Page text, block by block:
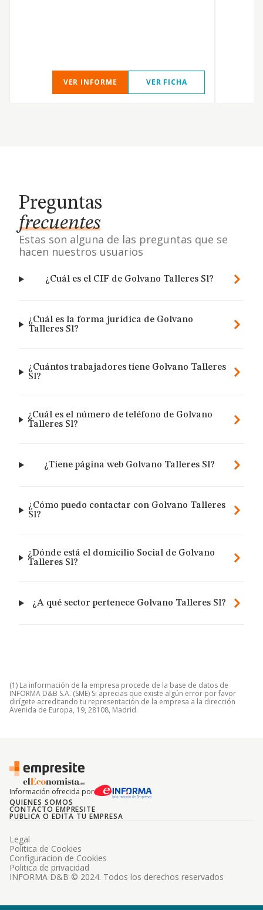
VER INFORME VER FICHA
Preguntas
frecuentes
Estas son alguna de las preguntas que se
hacen nuestros usuarios
¿Cuál es el CIF de Golvano Talleres Sl?
¿Cuál es la forma jurídica de Golvano
Talleres Sl?
¿Cuántos trabajadores tiene Golvano Talleres
Sl?
¿Cuál es el número de teléfono de Golvano
Talleres Sl?
¿Tiene página web Golvano Talleres Sl?
¿Cómo puedo contactar con Golvano Talleres
Sl?
¿Dónde está el domicilio Social de Golvano
Talleres Sl?
¿A qué sector pertenece Golvano Talleres Sl?
(1) La información de la empresa procede de la base de datos de
INFORMA D&B S.A. (SME) Si aprecias que existe algún error por favor
dirígete acreditando tu representación de la empresa a la dirección
Avenida de Europa, 19, 28108, Madrid.
Información ofrecida por
QUIENES SOMOS
CONTACTO EMPRESITE
PUBLICA O EDITA TU EMPRESA
INFORMA D&B © 2024. Todos los derechos reservados
Legal
Politica de Cookies
Configuracion de Cookies
Politica de privacidad